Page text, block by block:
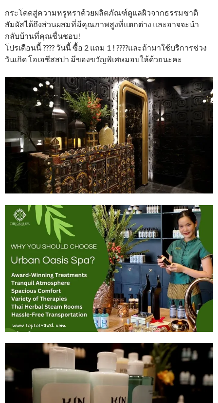
กระโดดสู่ความหรูหราด้วยผลิตภัณฑ์ดูแลผิวจากธรรมชาติ
สัมผัสได้ถึงส่วนผสมที่มีคุณภาพสูงที่แตกต่าง และอาจจะนํา
กลับบ้านที่คุณชื่นชอบ!
โปรเดือนนี้ ???? วันนี้ ซื้อ 2 แถม 1 ! ????และถ้ามาใช้บริการช่วง
วันเกิด โอเอซีสสปา มีของขวัญพิเศษมอบให้ด้วยนะคะ